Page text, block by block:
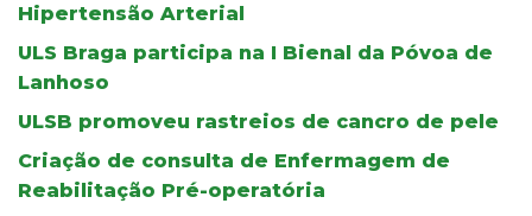
Hipertensão Arterial
ULS Braga participa na I Bienal da Póvoa de
Lanhoso
ULSB promoveu rastreios de cancro de pele
Criação de consulta de Enfermagem de
Reabilitação Pré-operatória